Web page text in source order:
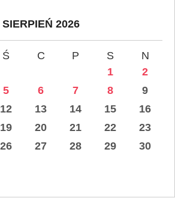
SIERPIEŃ 2026
Ś C P S
N
1
2
5 6 7 8
9
12 13 14 15
16
19 20 21 22
23
26 27 28 29
30